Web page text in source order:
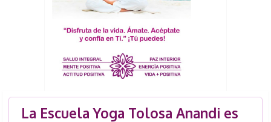
La Escuela Yoga Tolosa Anandi es